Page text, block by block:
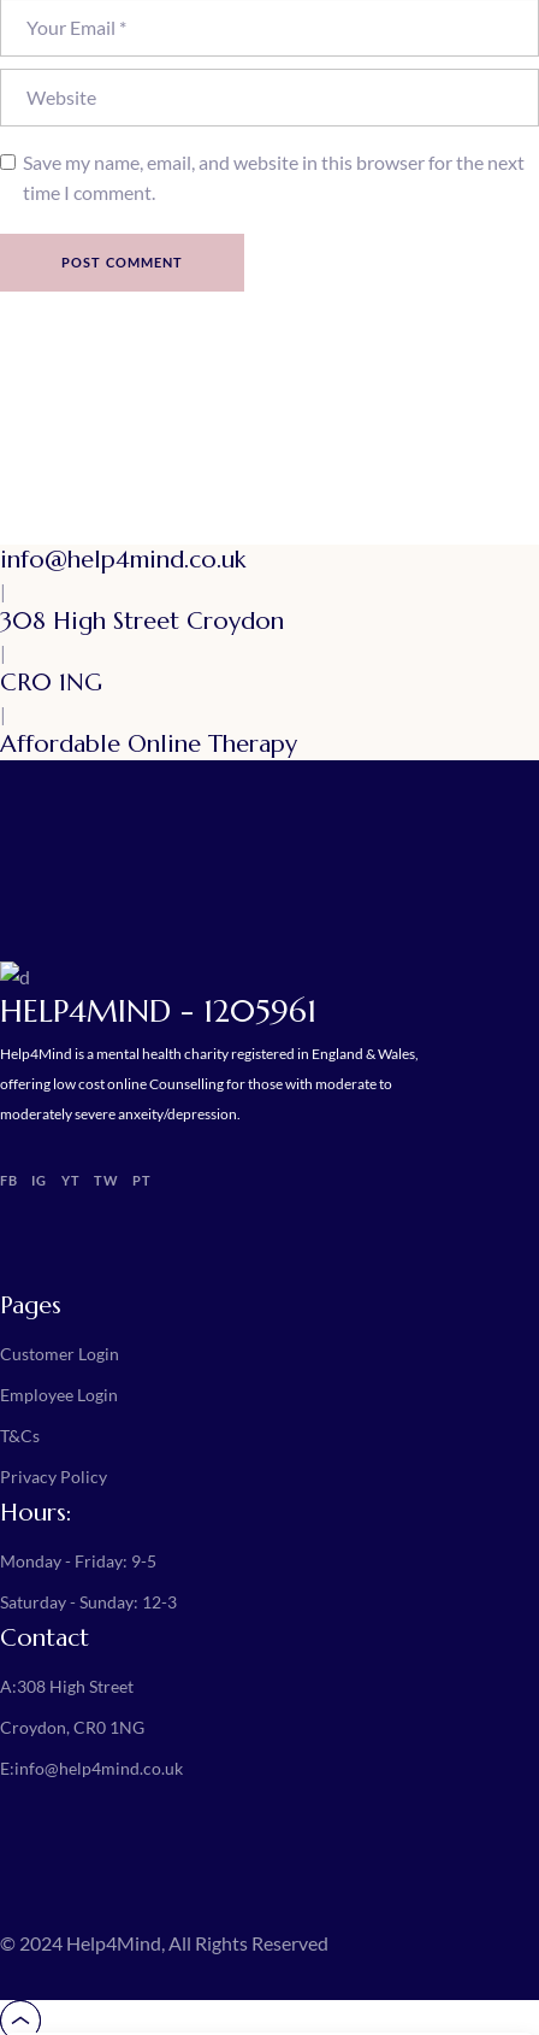
Save my name, email, and website in this browser for the next
time I comment.
POST COMMENT
info@help4mind.co.uk
|
308 High Street Croydon
|
CR0 1NG
|
Affordable Online Therapy
HELP4MIND - 1205961
Help4Mind is a mental health charity registered in England & Wales,
offering low cost online Counselling for those with moderate to
moderately severe anxeity/depression.
FB IG YT TW PT
Pages
Customer Login
Employee Login
T&Cs
Privacy Policy
Hours:
Monday - Friday: 9-5
Saturday - Sunday: 12-3
Contact
A:308 High Street
Croydon, CR0 1NG
E:info@help4mind.co.uk
© 2024 Help4Mind, All Rights Reserved